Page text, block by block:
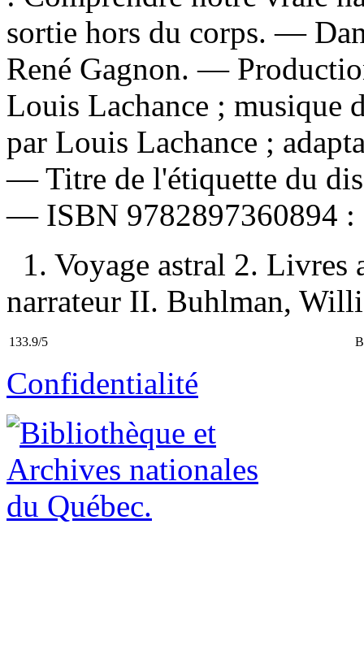
sortie hors du corps. —
René Gagnon. —
Louis Lachance ; musique
par Louis Lachance ;
— Titre de l'étiquette du
— ISBN 9782897360894 :
1. Voyage astral 2.
narrateur II. Buhlman,
133.9/5
Confidentialité